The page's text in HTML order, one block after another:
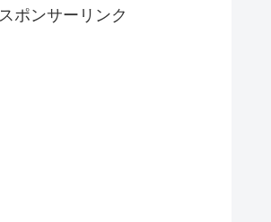
スポンサーリンク